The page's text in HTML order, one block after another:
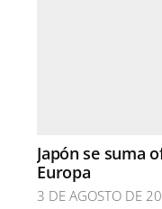
Japón se suma
Europa
3 DE AGOSTO DE